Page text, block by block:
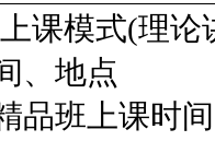
课模式(理论
、地点
品班上课时